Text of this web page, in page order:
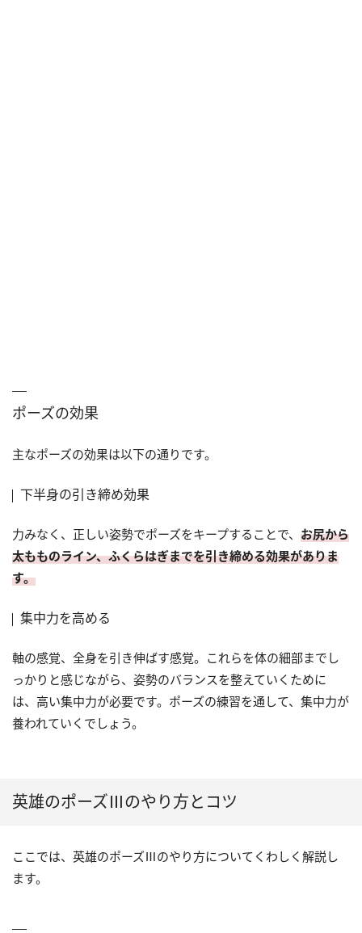
ポーズの効果
主なポーズの効果は以下の通りです。
下半身の引き締め効果
力みなく、正しい姿勢でポーズをキープすることで、 お尻から
太もものライン、ふくらはぎまでを引き締める効果がありま
す。
集中力を高める
軸の感覚、全身を引き伸ばす感覚。これらを体の細部までし
っかりと感じながら、姿勢のバランスを整えていくために
は、高い集中力が必要です。ポーズの練習を通して、集中力が
養われていくでしょう。
英雄のポーズⅢのやり方とコツ
ここでは、英雄のポーズⅢのやり方についてくわしく解説し
ます。